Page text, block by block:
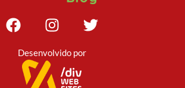
Desenvolvido por